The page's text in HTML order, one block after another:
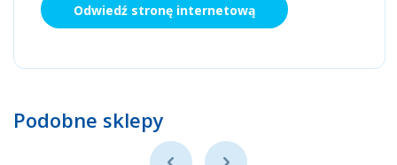
Odwiedź stronę internetową
Podobne sklepy